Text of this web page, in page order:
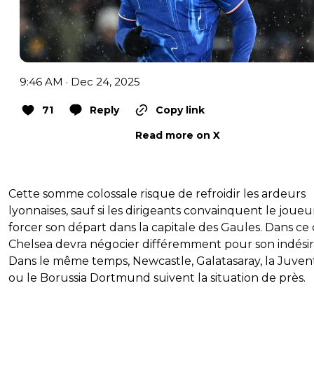
9:46 AM · Dec 24, 2025
71 Reply
Copy link
Read more on X
Cette somme colossale risque de refroidir les ardeurs
lyonnaises, sauf si les dirigeants convainquent le
forcer son départ dans la capitale des Gaules. Dans ce
Chelsea devra négocier différemment pour son
Dans le même temps, Newcastle, Galatasaray, la
ou le Borussia Dortmund suivent la situation de près.